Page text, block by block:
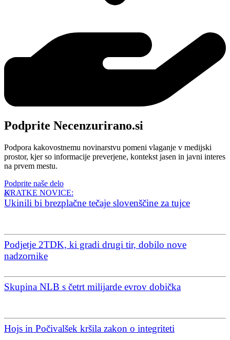
Podprite Necenzurirano.si
Podpora kakovostnemu novinarstvu pomeni vlaganje v medijski
prostor, kjer so informacije preverjene, kontekst jasen in javni interes
na prvem mestu.
Podprite naše delo
KRATKE NOVICE:
Ukinili bi brezplačne tečaje slovenščine za tujce
Podjetje 2TDK, ki gradi drugi tir, dobilo nove
nadzornike
Skupina NLB s četrt milijarde evrov dobička
Hojs in Počivalšek kršila zakon o integriteti